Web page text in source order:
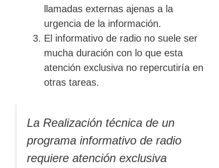
llamadas externas ajenas a la
urgencia de la información.
El informativo de radio no suele ser
mucha duración con lo que esta
atención exclusiva no repercutiría en
otras tareas.
La Realización técnica de un
programa informativo de radio
requiere atención exclusiva